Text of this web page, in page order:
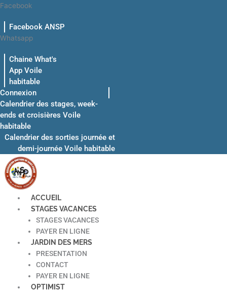
Aller
contenu
Facebook
Facebook ANSP
Whatsapp
Chaine What's
App Voile
habitable
Connexion
Calendrier des stages, week-
ends et croisières Voile
habitable
Calendrier des sorties journée et
demi-journée Voile habitable
ACCUEIL
STAGES VACANCES
STAGES VACANCES
PAYER EN LIGNE
JARDIN DES MERS
PRESENTATION
CONTACT
PAYER EN LIGNE
OPTIMIST